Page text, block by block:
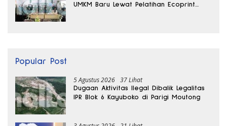
UMKM Baru Lewat Pelatihan Ecoprint
Popular Post
5 Agustus 2026 37 Lihat
Dugaan Aktivitas Ilegal Dibalik Legalitas
IPR Blok 6 Kayuboko di Parigi Moutong